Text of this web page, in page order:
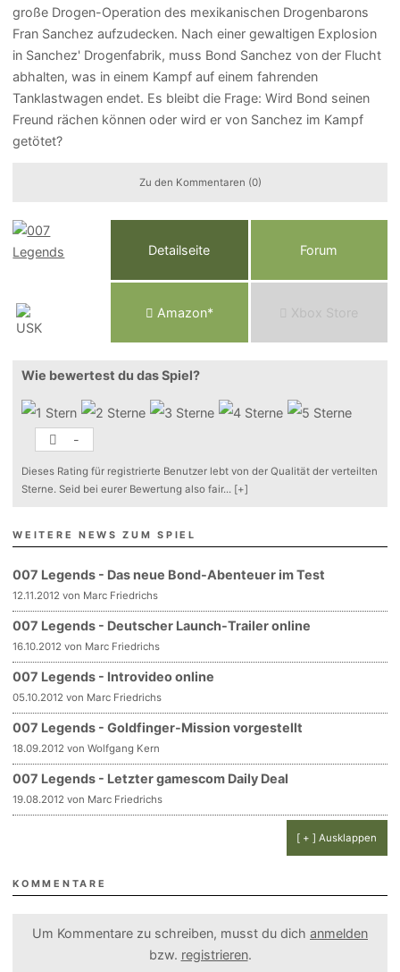
große Drogen-Operation des mexikanischen Drogenbarons
Fran Sanchez aufzudecken. Nach einer gewaltigen Explosion
in Sanchez' Drogenfabrik, muss Bond Sanchez von der Flucht
abhalten, was in einem Kampf auf einem fahrenden
Tanklastwagen endet. Es bleibt die Frage: Wird Bond seinen
Freund rächen können oder wird er von Sanchez im Kampf
getötet?
Zu den Kommentaren (0)
Detailseite Forum
Amazon* Xbox Store
Wie bewertest du das Spiel?
-
Dieses Rating für registrierte Benutzer lebt von der Qualität der verteilten
Sterne. Seid bei eurer Bewertung also fair... [+]
WEITERE NEWS ZUM SPIEL
007 Legends - Das neue Bond-Abenteuer im Test
12.11.2012 von Marc Friedrichs
007 Legends - Deutscher Launch-Trailer online
16.10.2012 von Marc Friedrichs
007 Legends - Introvideo online
05.10.2012 von Marc Friedrichs
007 Legends - Goldfinger-Mission vorgestellt
18.09.2012 von Wolfgang Kern
007 Legends - Letzter gamescom Daily Deal
19.08.2012 von Marc Friedrichs
[ + ] Ausklappen
KOMMENTARE
Um Kommentare zu schreiben, musst du dich anmelden
bzw. registrieren.